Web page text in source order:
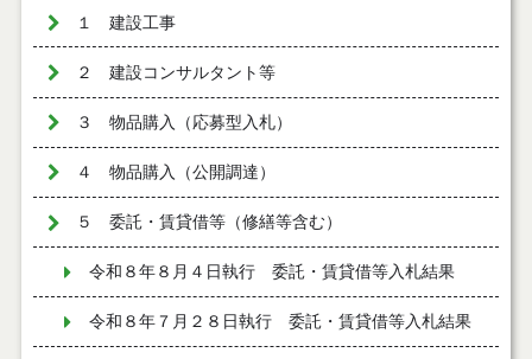
１ 建設工事
２ 建設コンサルタント等
３ 物品購入（応募型入札）
４ 物品購入（公開調達）
５ 委託・賃貸借等（修繕等含む）
令和８年８月４日執行 委託・賃貸借等入札結果
令和８年７月２８日執行 委託・賃貸借等入札結果